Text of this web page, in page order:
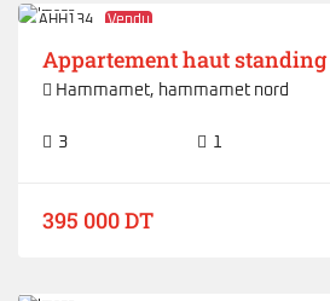
AHH134 Vendu
Appartement haut
Hammamet, hammamet nord
3 1
395 000 DT